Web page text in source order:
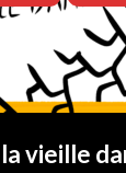
vieille